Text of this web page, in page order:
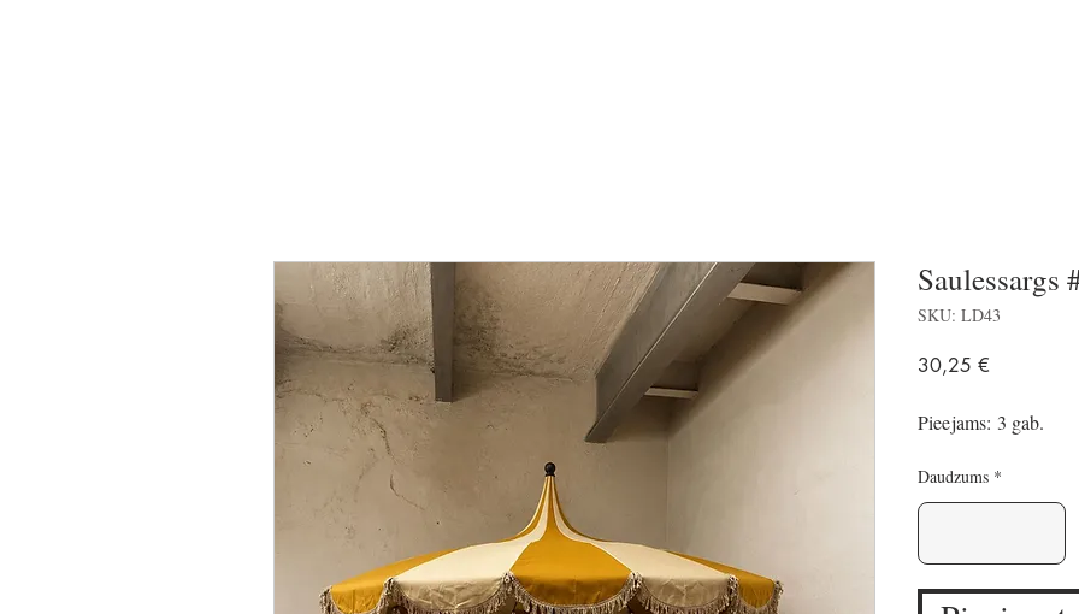
Saulessargs
SKU: LD43
30,25 €
Daudzums
Pieejams: 3 gab.